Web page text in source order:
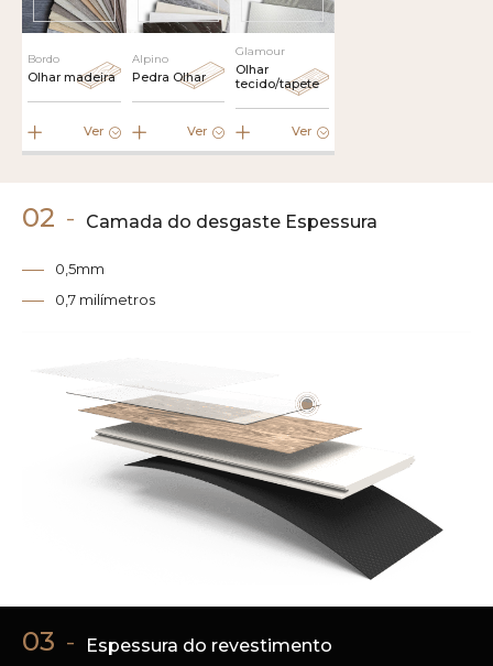
Bordo
Olhar madeira
Ver
Alpino
Pedra Olhar
Ver
Glamour
Olhar
tecido/tapete
Ver
02 - Camada do desgaste Espessura
0,5mm
0,7 milímetros
03 - Espessura do revestimento